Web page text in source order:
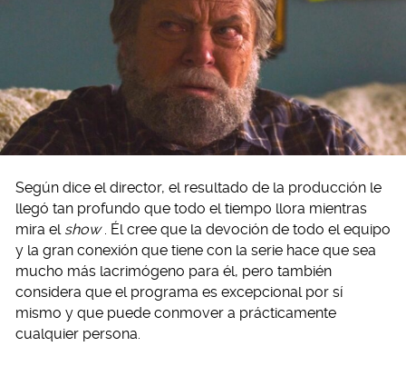
Según dice el director, el resultado de la producción le
llegó tan profundo que todo el tiempo llora mientras
mira el show
. Él cree que la devoción de todo el equipo
y la gran conexión que tiene con la serie hace que sea
mucho más lacrimógeno para él, pero también
considera que el programa es excepcional por sí
mismo y que puede conmover a prácticamente
cualquier persona.